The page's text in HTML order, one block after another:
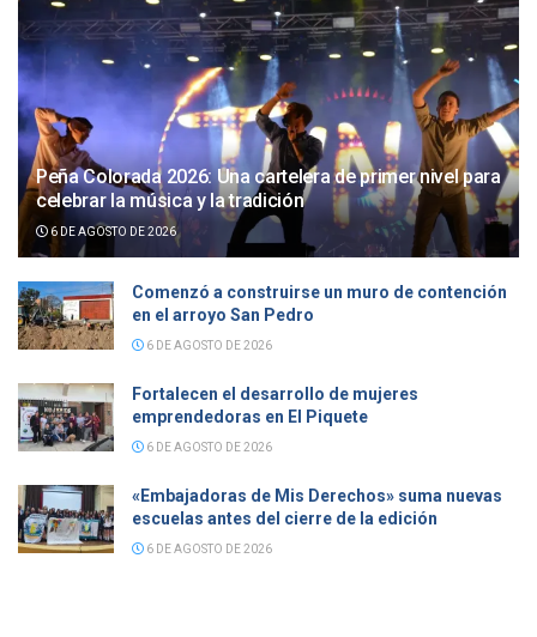
Peña Colorada 2026: Una cartelera de primer nivel para
celebrar la música y la tradición
6 DE AGOSTO DE 2026
Comenzó a construirse un muro de contención
en el arroyo San Pedro
6 DE AGOSTO DE 2026
Fortalecen el desarrollo de mujeres
emprendedoras en El Piquete
6 DE AGOSTO DE 2026
«Embajadoras de Mis Derechos» suma nuevas
escuelas antes del cierre de la edición
6 DE AGOSTO DE 2026